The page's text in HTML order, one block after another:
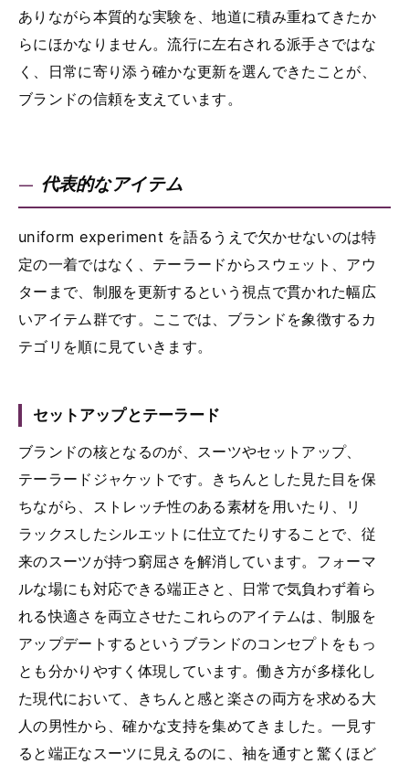
ありながら本質的な実験を、地道に積み重ねてきたか
らにほかなりません。流行に左右される派手さではな
く、日常に寄り添う確かな更新を選んできたことが、
ブランドの信頼を支えています。
代表的なアイテム
uniform experiment を語るうえで欠かせないのは特
定の一着ではなく、テーラードからスウェット、アウ
ターまで、制服を更新するという視点で貫かれた幅広
いアイテム群です。ここでは、ブランドを象徴するカ
テゴリを順に見ていきます。
セットアップとテーラード
ブランドの核となるのが、スーツやセットアップ、
テーラードジャケットです。きちんとした見た目を保
ちながら、ストレッチ性のある素材を用いたり、リ
ラックスしたシルエットに仕立てたりすることで、従
来のスーツが持つ窮屈さを解消しています。フォーマ
ルな場にも対応できる端正さと、日常で気負わず着ら
れる快適さを両立させたこれらのアイテムは、制服を
アップデートするというブランドのコンセプトをもっ
とも分かりやすく体現しています。働き方が多様化し
た現代において、きちんと感と楽さの両方を求める大
人の男性から、確かな支持を集めてきました。一見す
ると端正なスーツに見えるのに、袖を通すと驚くほど